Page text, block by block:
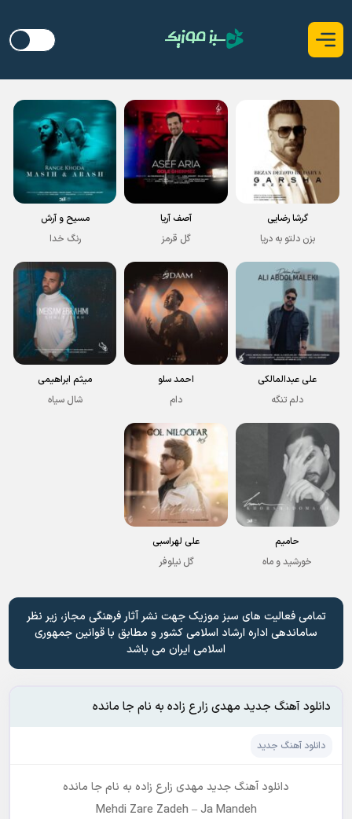
گرشا رضایی
بزن دلتو به دریا
آصف آریا
گل قرمز
مسیح و آرش
رنگ خدا
علی عبدالمالکی
دلم تنگه
احمد سلو
دام
میثم ابراهیمی
شال سیاه
حامیم
خورشید و ماه
علی لهراسبی
گل نیلوفر
تمامی فعالیت های سبز موزیک جهت نشر آثار فرهنگی مجاز، زیر نظر
ساماندهی اداره ارشاد اسلامی کشور و مطابق با قوانین جمهوری
اسلامی ایران می باشد
دانلود آهنگ جدید مهدی زارع زاده به نام جا مانده
دانلود آهنگ جدید
دانلود آهنگ جدید مهدی زارع زاده به نامجا مانده
Mehdi Zare Zadeh –Ja Mandeh